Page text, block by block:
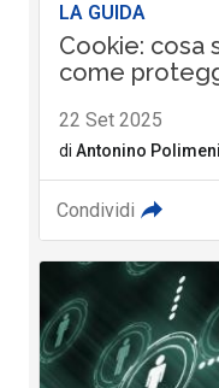
LA GUIDA
Cookie: cosa
come
22 Set 2025
di Antonino Polimeni
Condividi